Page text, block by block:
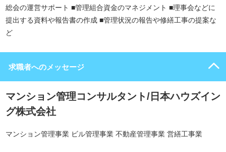
総会の運営サポート ■管理組合資金のマネジメント ■理事会などに
提出する資料や報告書の作成 ■管理状況の報告や修繕工事の提案な
ど
求職者へのメッセージ
マンション管理コンサルタント/日本ハウズイン
グ株式会社
マンション管理事業 ビル管理事業 不動産管理事業 営繕工事業